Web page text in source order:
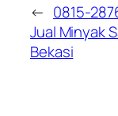
← 0815-
Jual Minyak
Bekasi